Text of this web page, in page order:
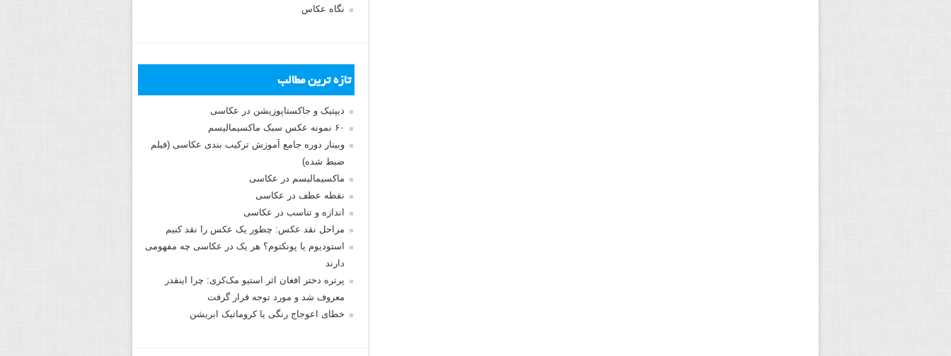
نگاه عکاس
تازه ترین مطالب
دیپتیک و جاکستا‌پوزیشن در عکاسی
۶۰ نمونه عکس سبک ماکسیمالیسم
وبینار دوره جامع آموزش ترکیب بندی عکاسی (فیلم
ضبط شده)
ماکسیمالیسم در عکاسی
نقطه عطف در عکاسی
اندازه و تناسب در عکاسی
مراحل نقد عکس: چطور یک عکس را نقد کنیم
استودیوم یا پونکتوم؟ هر یک در عکاسی چه مفهومی
دارند
پرتره دختر افغان اثر استیو مک‌کری: چرا اینقدر
معروف شد و مورد توجه قرار گرفت
خطای اعوجاج رنگی یا کروماتیک ابریشن